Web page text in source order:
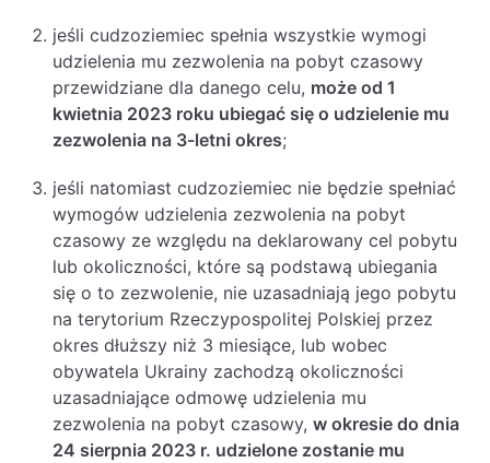
jeśli cudzoziemiec spełnia wszystkie wymogi
udzielenia mu zezwolenia na pobyt czasowy
przewidziane dla danego celu, może od 1
kwietnia 2023 roku ubiegać się o udzielenie mu
zezwolenia na 3-letni okres;
jeśli natomiast cudzoziemiec nie będzie spełniać
wymogów udzielenia zezwolenia na pobyt
czasowy ze względu na deklarowany cel pobytu
lub okoliczności, które są podstawą ubiegania
się o to zezwolenie, nie uzasadniają jego pobytu
na terytorium Rzeczypospolitej Polskiej przez
okres dłuższy niż 3 miesiące, lub wobec
obywatela Ukrainy zachodzą okoliczności
uzasadniające odmowę udzielenia mu
zezwolenia na pobyt czasowy, w okresie do dnia
24 sierpnia 2023 r. udzielone zostanie mu